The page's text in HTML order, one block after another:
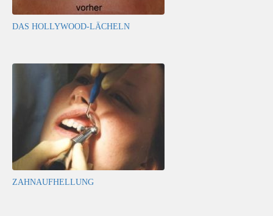
DAS HOLLYWOOD-LÄCHELN
ZAHNAUFHELLUNG